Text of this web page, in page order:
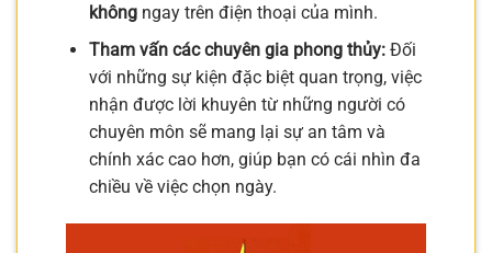
khôngngay trên điện thoại của mình.
Tham vấn các chuyên gia phong thủy:Đối
với những sự kiện đặc biệt quan trọng, việc
nhận được lời khuyên từ những người có
chuyên môn sẽ mang lại sự an tâm và
chính xác cao hơn, giúp bạn có cái nhìn đa
chiều về việc chọn ngày.